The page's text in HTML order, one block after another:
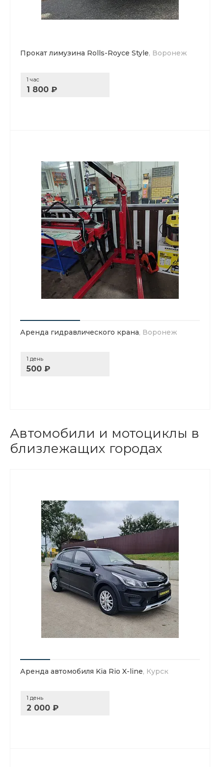
Прокат лимузина Rolls-Royce Style, Воронеж
1 час
1 800 ₽
Аренда гидравлического крана, Воронеж
1 день
500 ₽
Автомобили и мотоциклы в
близлежащих городах
Аренда автомобиля Kia Rio X-line, Курск
1 день
2 000 ₽